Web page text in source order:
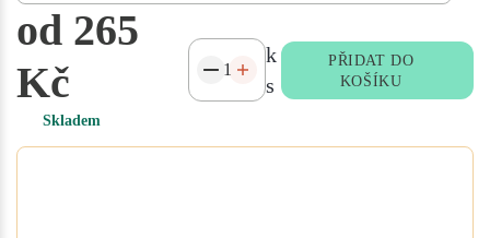
od 265
Kč
Skladem
k
s
PŘIDAT DO
KOŠÍKU